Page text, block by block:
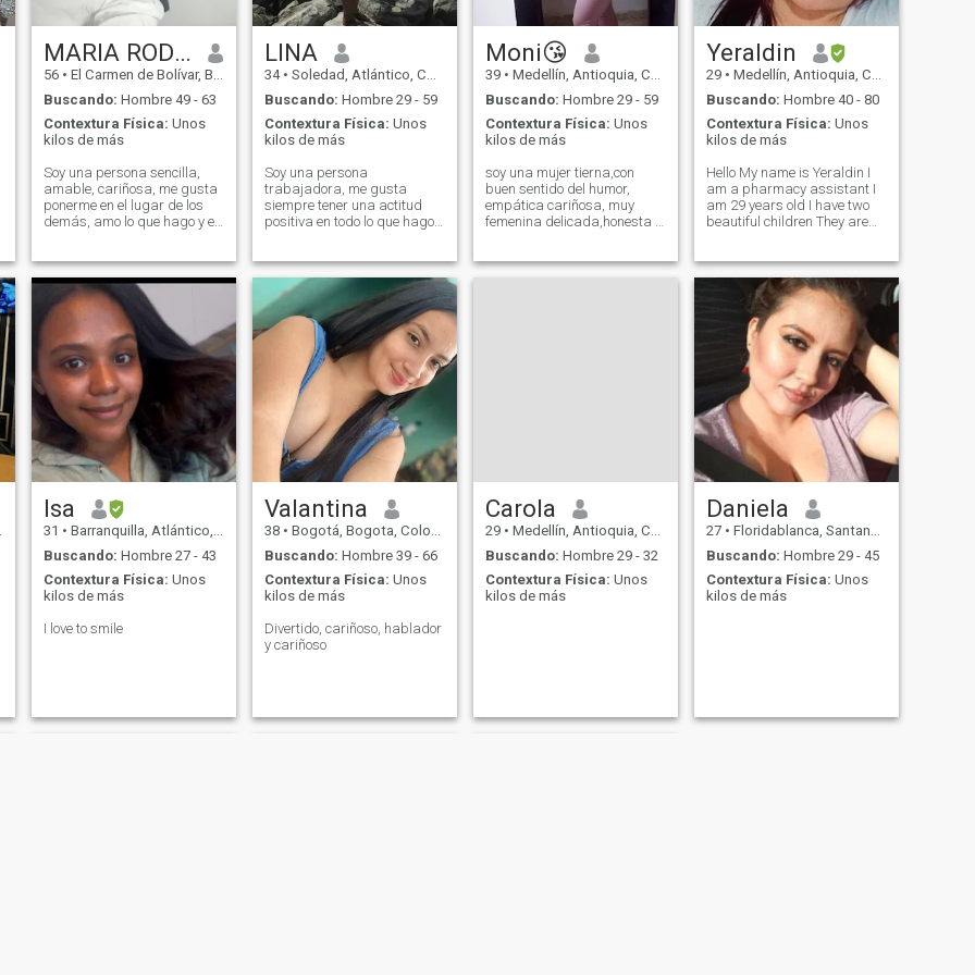
MARIA RODRIGUEZ
56 • El Carmen de Bolívar, Bolívar, Colombia
Buscando: Hombre 49 - 63
Contextura Física: Unos
kilos de más
Soy una persona sencilla,
amable, cariñosa, me gusta
ponerme en el lugar de los
demás, amo lo que hago y el
juega un papel fundamental
y es mi eje para continuar,
soy responsable, seria,
correcta en mi actuar, una
persona con muchos valores,
me amo y me valoro como
soy, no corro para tener un
hombre a mi lado y el que
desea llegar a mi debe
hacerlo con mucha
sabiduria, paciencia. Todo
pasa cuando debe pasar
LINA
34 • Soledad, Atlántico, Colombia
Buscando: Hombre 29 - 59
Contextura Física: Unos
kilos de más
Soy una persona
trabajadora, me gusta
siempre tener una actitud
positiva en todo lo que hago.
agradable, entusiasta y
sobre todo alguien que le
gusta estar bien con todas
las personas, siempre trata
Moni😘
39 • Medellín, Antioquia, Colombia
Buscando: Hombre 29 - 59
Contextura Física: Unos
kilos de más
soy una mujer tierna,con
buen sentido del humor,
empática cariñosa, muy
femenina delicada,honesta .
honestidad y muchas otras
Yeraldin
29 • Medellín, Antioquia, Colombia
Buscando: Hombre 40 - 80
Contextura Física: Unos
kilos de más
Hello My name is Yeraldin I
am a pharmacy assistant I
am 29 years old I have two
beautiful children They are
and I am not looking for a
stepfather for my children I
am also not dependent on a
man I am looking for
friendship and complicity I
also hope to find a man with
dreams and goals That
together we can make
projects and our dreams
come true I like respect and I
am very faithful to my
principles If you are
interested, you can continue
talking to me If, like me, you
hope to find something real
Isa
31 • Barranquilla, Atlántico, Colombia
Buscando: Hombre 27 - 43
Contextura Física: Unos
kilos de más
I love to smile
Valantina
38 • Bogotá, Bogota, Colombia
Buscando: Hombre 39 - 66
Contextura Física: Unos
kilos de más
Divertido, cariñoso, hablador
y cariñoso
Carola
29 • Medellín, Antioquia, Colombia
Buscando: Hombre 29 - 32
Contextura Física: Unos
kilos de más
Daniela
27 • Floridablanca, Santander, Colombia
Buscando: Hombre 29 - 45
Contextura Física: Unos
kilos de más